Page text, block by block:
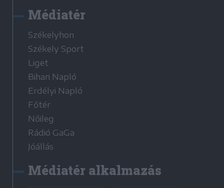
Médiatér
Székelyhon
Székely Sport
Liget
Bihari Napló
Erdélyi Napló
Főtér
Nőileg
Rádió GaGa
Jóállás
Médiatér alkalmazás